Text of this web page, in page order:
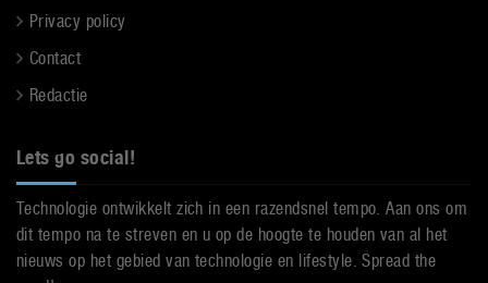
Privacy policy
Contact
Redactie
Lets go social!
Technologie ontwikkelt zich in een razendsnel tempo. Aan ons om
dit tempo na te streven en u op de hoogte te houden van al het
nieuws op het gebied van technologie en lifestyle. Spread the